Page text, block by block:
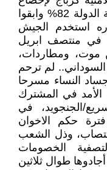
المدنيين، بعد أن منحوهم من ميزانية الدولة 82% وابقوا
2% ، وبدوره استخدم الجيش
في منتصف ابريل
موت، ومطاردات،
لم ترحم
النساء مسرحا
في المشترك
الجنجويد، في
حكم الاخوان
وذل الشعب
الخصومات
طوال ثلاثين